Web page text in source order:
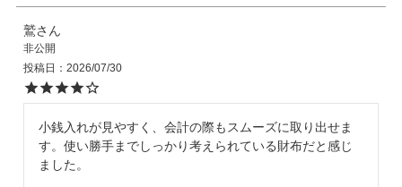
ンキング
ピックス
鷲
非公開
投稿日
2026/07/30
小銭入れが見やすく、会計の際もスムーズに取り出せま
す。使い勝手までしっかり考えられている財布だと感じ
ました。